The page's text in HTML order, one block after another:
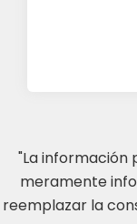
"La información
meramente
reemplazar la